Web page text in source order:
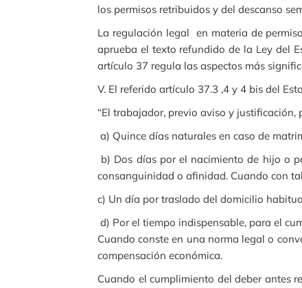
los permisos retribuidos y del descanso
La regulación legal en materia de
aprueba el texto refundido de la Ley del
artículo 37 regula las aspectos más
V. El referido artículo 37.3 ,4 y 4 bis del
“El trabajador, previo aviso y
a) Quince días naturales en caso de
b) Dos días por el nacimiento de hijo o
consanguinidad o afinidad. Cuando con
c) Un día por traslado del domicilio
d) Por el tiempo indispensable, para el
Cuando conste en una norma legal o
compensación económica.
Cuando el cumplimiento del deber antes